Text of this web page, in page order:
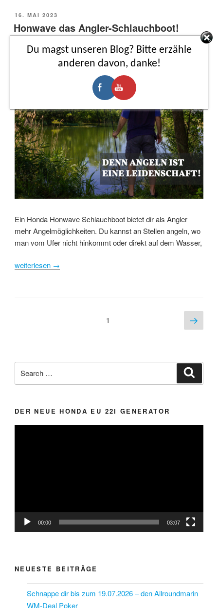
POSTED
ON
16. MAI 2023
Honwave das Angler-Schlauchboot!
Ein Honda Honwave Schlauchboot bietet dir als Angler
mehr Angelmöglichkeiten. Du kannst an Stellen angeln, wo
man vom Ufer nicht hinkommt oder direkt auf dem Wasser,
weiterlesen →
1 Next
page
for:
DER NEUE HONDA EU 22I GENERATOR
00:00 03:07
NEUESTE BEITRÄGE
Schnappe dir bis zum 19.07.2026 – den Allroundmarin
WM-Deal Poker
Du magst unseren Blog? Bitte erzähle
anderen davon, danke!